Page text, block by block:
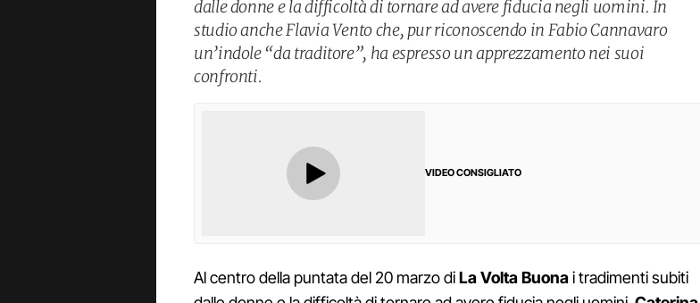
dalle donne e la difficoltà di tornare ad avere fiducia negli uomini. In
studio anche Flavia Vento che, pur riconoscendo in Fabio Cannavaro
un’indole “da traditore”, ha espresso un apprezzamento nei suoi
confronti.
VIDEO CONSIGLIATO
Al centro della puntata del 20 marzo diLa Volta Buonai tradimenti subiti